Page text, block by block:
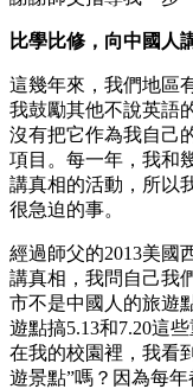
比學比修，向中國人
這幾年來，我們地區
我鼓勵其他不說英語
沒有把它作為我自己
項目。每一年，我和
講真相的活動，所以
很急迫的事。
經過師父的2013美國
講真相，我問自己我
市不是中國人的旅遊
遊點搞5.13和7.20這
在我的校園裡，我看
遊景點”嗎？因為每